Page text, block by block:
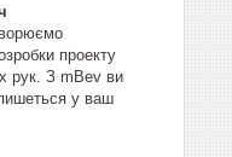
проекту
рук. З mBev ви
у ваш